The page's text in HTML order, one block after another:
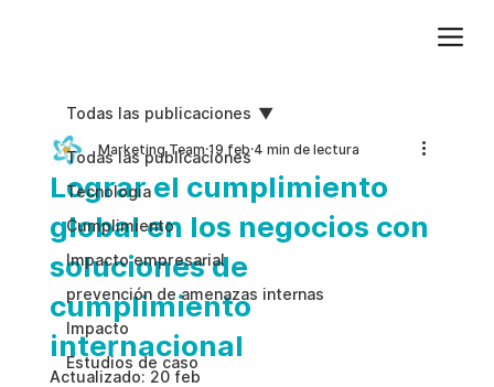
Todas las publicaciones
Tecnologia
Cumplimiento
Impacto empresarial
prevención de amenazas internas
Impacto
Estudios de caso
Todas las publicaciones
Lograr el cumplimiento
global en los negocios con
soluciones de
cumplimiento
internacional
Marketing Team 19 feb 4 min de lectura
Actualizado: 20 feb